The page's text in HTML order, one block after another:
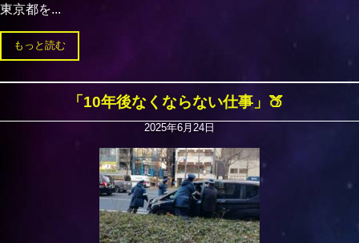
東京都を...
もっと読む
「10年後なくならない仕事」🍑
2025年6月24日